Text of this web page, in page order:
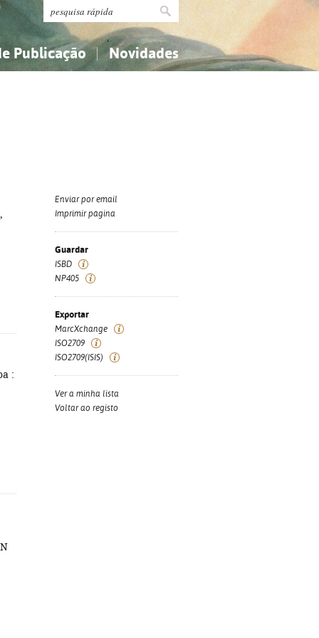
Publicação Novidades
:
Enviar por email
Imprimir página
Guardar
ISBD
NP405
Exportar
MarcXchange
ISO2709
ISO2709(ISIS)
Ver a minha lista
Voltar ao registo